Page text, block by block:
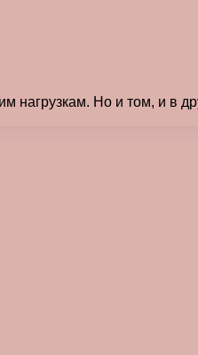
Но и том, и в